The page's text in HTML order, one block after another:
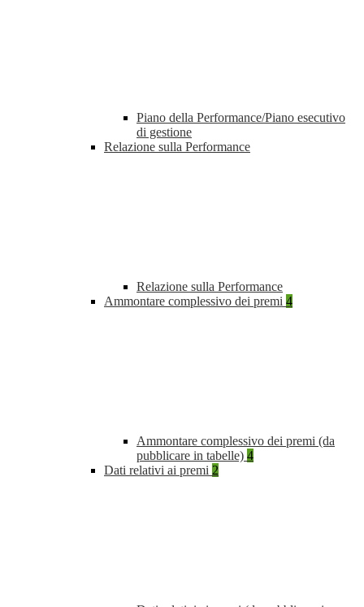
Piano della Performance/Piano esecutivo
di gestione
Relazione sulla Performance
Relazione sulla Performance
Ammontare complessivo dei premi 4
Ammontare complessivo dei premi (da
pubblicare in tabelle) 4
Dati relativi ai premi 2